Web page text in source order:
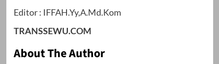
Editor : IFFAH.Yy,A.Md.Kom
TRANSSEWU.COM
About The Author